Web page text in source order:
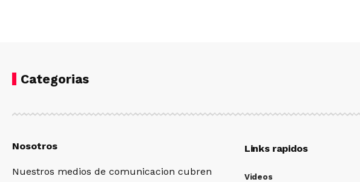
Categorias
Nosotros
Nuestros medios de comunicacion cubren
Links rapidos
Videos